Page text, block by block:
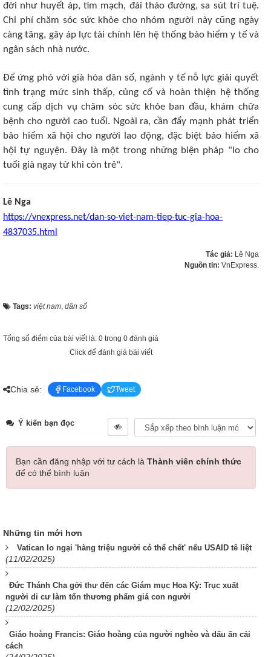
đời như huyết áp, tim mạch, đái tháo đường, sa sút trí tuệ.
Chi phí chăm sóc sức khỏe cho nhóm người này cũng ngày
càng tăng, gây áp lực tài chính lên hệ thống bảo hiểm y tế và
ngân sách nhà nước.
Để ứng phó với già hóa dân số, ngành y tế nỗ lực giải quyết
tình trạng mức sinh thấp, củng cố và hoàn thiện hệ thống
cung cấp dịch vụ chăm sóc sức khỏe ban đầu, khám chữa
bệnh cho người cao tuổi. Ngoài ra, cần đẩy mạnh phát triển
bảo hiểm xã hội cho người lao động, đặc biệt bảo hiểm xã
hội tự nguyện. Đây là một trong những biện pháp "lo cho
tuổi già ngay từ khi còn trẻ".
Lê Nga
https://vnexpress.net/dan-so-viet-nam-tiep-tuc-gia-hoa-
4837035.html
Tác giả: Lê Nga
Nguồn tin: VnExpress.
Tags: việt nam, dân số
Tổng số điểm của bài viết là: 0 trong 0 đánh giá
Click để đánh giá bài viết
Chia sẻ: Facebook Tweet
Ý kiến bạn đọc
Bạn cần đăng nhập với tư cách là Thành viên chính thức
để có thể bình luận
Những tin mới hơn
Vatican lo ngại 'hàng triệu người có thể chết' nếu USAID tê liệt
(11/02/2025)
Đức Thánh Cha gởi thư đến các Giám mục Hoa Kỳ: Trục xuất
người di cư làm tổn thương phẩm giá con người
(12/02/2025)
Giáo hoàng Francis: Giáo hoàng của người nghèo và dấu ấn cải
cách